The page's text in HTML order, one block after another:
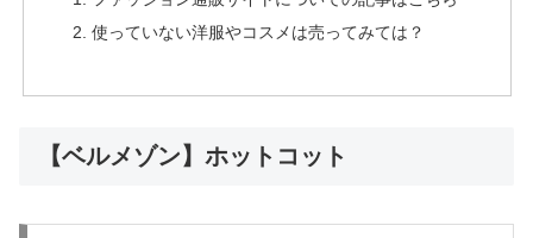
使っていない洋服やコスメは売ってみては？
【ベルメゾン】ホットコット